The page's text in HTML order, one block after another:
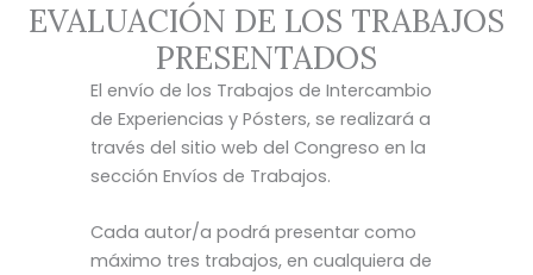
EVALUACIÓN DE LOS TRABAJOS
PRESENTADOS
El envío de los Trabajos de Intercambio
de Experiencias y Pósters, se realizará a
través del sitio web del Congreso en la
sección Envíos de Trabajos.
Cada autor/a podrá presentar como
máximo tres trabajos, en cualquiera de